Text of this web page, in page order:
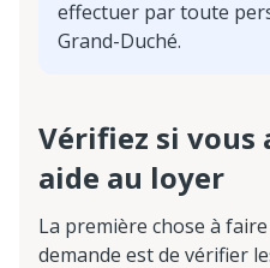
effectuer par toute
Grand-Duché.
Vérifiez si vous
aide au loyer
La première chose à
demande est de vérifier